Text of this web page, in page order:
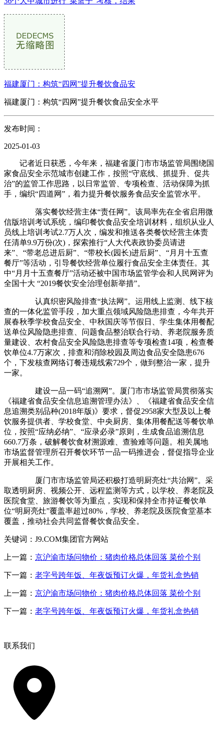
福建厦门：构筑“四网”提升餐饮食品安
福建厦门：构筑“四网”提升餐饮食品安全水平
发布时间：
2025-01-03
记者近日获悉，今年来，福建省厦门市市场监管局围绕国
家食品安全示范城市创建工作，按照“守底线、抓提升、促共
治”的监管工作思路，以日常监管、专项检查、活动保障为抓
手，编织“四道网”，着力提升餐饮服务食品安全监管水平。
落实餐饮经营主体“责任网”。该局率先在全省启用微
信版培训考试系统，编印餐饮食品安全培训材料，组织从业人
员线上培训考试2.7万人次，编发和推送各类餐饮经营主体责
任清单9.9万份(次)，探索推行“人大代表政协委员请进
来”、“带老总进后厨”、“带校长(园长)进后厨”、“月月十五查
餐厅”等活动，引导餐饮经营单位履行食品安全主体责任。其
中“月月十五查餐厅”活动还被中国市场监管学会和人民网评为
全国十大 “2019餐饮安全治理创新举措”。
认真织密风险排查“执法网”。运用线上监测、线下核
查的一体化监管手段，加大重点领域风险隐患排查，今年共开
展春秋季学校食品安全、中秋国庆等节假日、学生集体用餐配
送单位风险隐患排查、问题食品整治联合行动、养老院服务质
量建设、农村食品安全风险隐患排查等专项检查14项，检查餐
饮单位4.7万家次，排查和消除校园及周边食品安全隐患676
个，下发核查网络订餐违规线索729个，做到整治一家，提升
一家。
建设一品一码“追溯网”。厦门市市场监管局贯彻落实
《福建省食品安全信息追溯管理办法》、《福建省食品安全信
息追溯类别品种(2018年版)》要求，督促2958家大型及以上餐
饮服务提供者、学校食堂、中央厨房、集体用餐配送等餐饮单
位，按照“应纳必纳”、“应录必录”原则，生成食品追溯信息
660.7万条，破解餐饮食材溯源难、查验难等问题。相关属地
市场监督管理所召开餐饮环节一品一码推进会，督促指导企业
开展相关工作。
厦门市市场监管局还积极打造明厨亮灶“共治网”。采
取透明厨房、视频公开、远程监测等方式，以学校、养老院及
医院食堂、旅游餐饮等为重点，实现和保持全市持证餐饮单
位“明厨亮灶”覆盖率超过80%，学校、养老院及医院食堂基本
覆盖，推动社会共同监督餐饮食品安全。
关键词：J9.COM集团官方网站
上一篇： 京沪渝市场问物价：猪肉价格总体回落 菜价个别
下一篇： 老字号跨年饭、年夜饭预订火爆，年货礼盒热销
上一篇： 京沪渝市场问物价：猪肉价格总体回落 菜价个别
下一篇： 老字号跨年饭、年夜饭预订火爆，年货礼盒热销
联系我们